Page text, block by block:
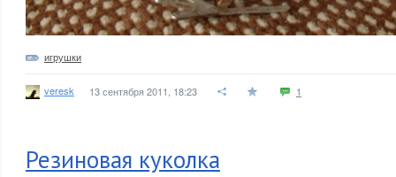
игрушки
veresk 13 сентября 2011, 18:23 1
Резиновая куколка